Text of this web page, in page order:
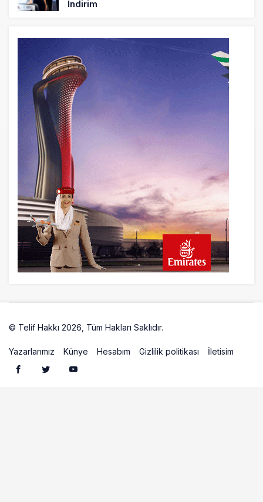
İndirim
THY’nin geliri yüzde 20 arttı, net kârı
yüzde 71 düştü
23 saat önce
Pegasus, sözleşme süreçlerinde
Draftwise’ı kullanacak
23 saat önce
Kolombiya, 2 KC-390 Millennium için
Embraer ile anlaştı
© Telif Hakkı 2026, Tüm Hakları Saklıdır.
Yazarlarımız Künye Hesabım Gizlilik politikası İletisim